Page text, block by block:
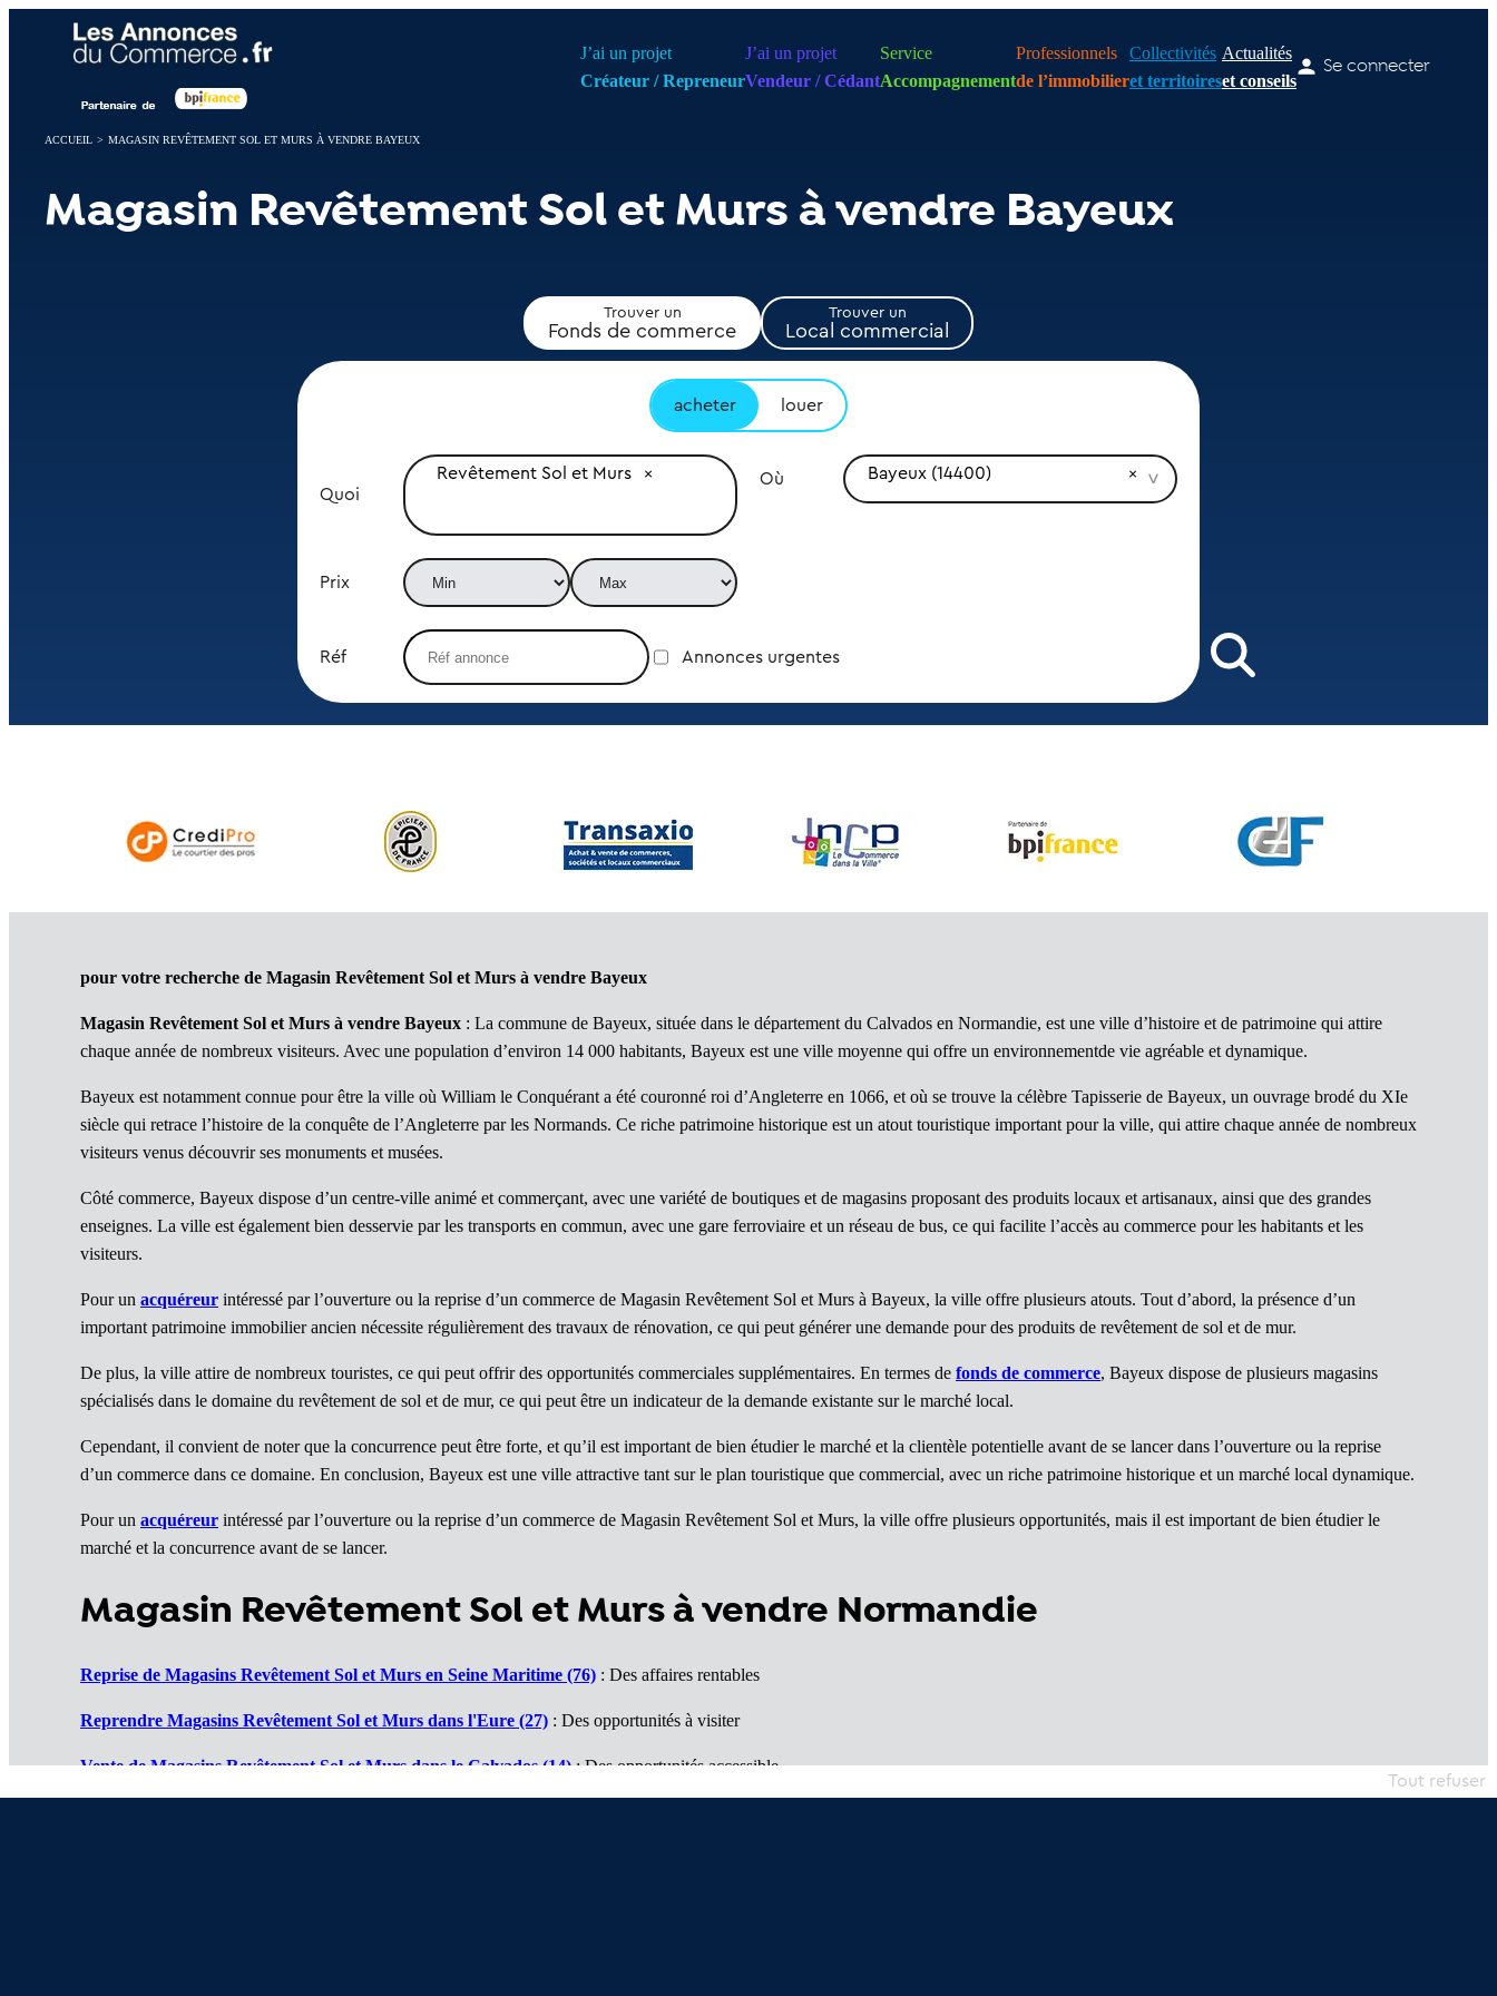
J’ai un projet
Créateur / Repreneur
J’ai un projet
Vendeur / Cédant
Service
Accompagnement
Professionnels
de l’immobilier
Collectivités
et territoires
Actualités
et conseils
Se connecter
ACCUEIL > MAGASIN REVÊTEMENT SOL ET MURS À VENDRE BAYEUX
Magasin Revêtement Sol et Murs à vendre Bayeux
Trouver un
Fonds de commerce
Trouver un
Local commercial
acheter louer
Quoi
Revêtement Sol et Murs Où Bayeux (14400)
Prix
Réf Annonces urgentes
pour votre recherche de Magasin Revêtement Sol et Murs à vendre Bayeux
Magasin Revêtement Sol et Murs à vendre Bayeux : La commune de Bayeux, située dans le département du Calvados en Normandie, est une ville d’histoire et de patrimoine qui attire
chaque année de nombreux visiteurs. Avec une population d’environ 14 000 habitants, Bayeux est une ville moyenne qui offre un environnementde vie agréable et dynamique.
Bayeux est notamment connue pour être la ville où William le Conquérant a été couronné roi d’Angleterre en 1066, et où se trouve la célèbre Tapisserie de Bayeux, un ouvrage brodé du XIe
siècle qui retrace l’histoire de la conquête de l’Angleterre par les Normands. Ce riche patrimoine historique est un atout touristique important pour la ville, qui attire chaque année de nombreux
visiteurs venus découvrir ses monuments et musées.
Côté commerce, Bayeux dispose d’un centre-ville animé et commerçant, avec une variété de boutiques et de magasins proposant des produits locaux et artisanaux, ainsi que des grandes
enseignes. La ville est également bien desservie par les transports en commun, avec une gare ferroviaire et un réseau de bus, ce qui facilite l’accès au commerce pour les habitants et les
visiteurs.
Pour un acquéreur intéressé par l’ouverture ou la reprise d’un commerce de Magasin Revêtement Sol et Murs à Bayeux, la ville offre plusieurs atouts. Tout d’abord, la présence d’un
important patrimoine immobilier ancien nécessite régulièrement des travaux de rénovation, ce qui peut générer une demande pour des produits de revêtement de sol et de mur.
De plus, la ville attire de nombreux touristes, ce qui peut offrir des opportunités commerciales supplémentaires. En termes de fonds de commerce, Bayeux dispose de plusieurs magasins
spécialisés dans le domaine du revêtement de sol et de mur, ce qui peut être un indicateur de la demande existante sur le marché local.
Cependant, il convient de noter que la concurrence peut être forte, et qu’il est important de bien étudier le marché et la clientèle potentielle avant de se lancer dans l’ouverture ou la reprise
d’un commerce dans ce domaine. En conclusion, Bayeux est une ville attractive tant sur le plan touristique que commercial, avec un riche patrimoine historique et un marché local dynamique.
Pour un acquéreur intéressé par l’ouverture ou la reprise d’un commerce de Magasin Revêtement Sol et Murs, la ville offre plusieurs opportunités, mais il est important de bien étudier le
marché et la concurrence avant de se lancer.
Magasin Revêtement Sol et Murs à vendre Normandie
Reprise de Magasins Revêtement Sol et Murs en Seine Maritime (76) : Des affaires rentables
Reprendre Magasins Revêtement Sol et Murs dans l'Eure (27) : Des opportunités à visiter
Vente de Magasins Revêtement Sol et Murs dans le Calvados (14): Des opportunités accessible
Panneau de gestion des cookies
Tout refuser